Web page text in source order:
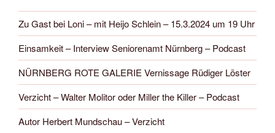
Zu Gast bei Loni – mit Heijo Schlein – 15.3.2024 um 19 Uhr
Einsamkeit – Interview Seniorenamt Nürnberg – Podcast
NÜRNBERG ROTE GALERIE Vernissage Rüdiger Löster
Verzicht – Walter Molitor oder Miller the Killer – Podcast
Autor Herbert Mundschau – Verzicht